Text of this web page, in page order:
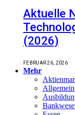
Aktuelle
(2026)
FEBRUAR 26, 2026
Mehr
Allgemein